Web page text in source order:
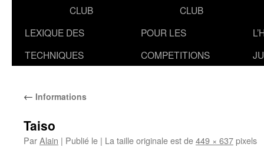
CLUB
CLUB
LEXIQUE DES
TECHNIQUES
POUR LES
COMPETITIONS
← Informations
Taiso
ParAlain | Publié le | La taille originale est de449 × 637pixels